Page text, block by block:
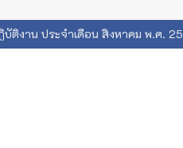
ติงาน ประจำเดือน สิงหาคม พ.ศ.